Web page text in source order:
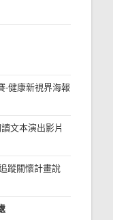
-健康新視界海報
文本演出影片
蹤關懷計畫說